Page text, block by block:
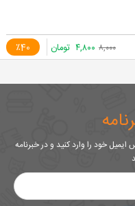
٪40 ۸,۰۰۰ ۴,۸۰۰ تومان
خود را وارد کنید و در خبرنامه